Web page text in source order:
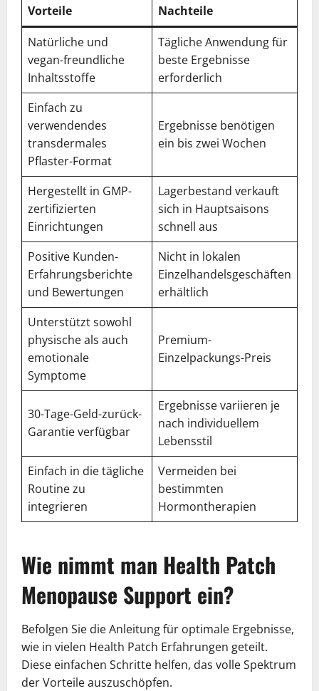
Vorteile
Nachteile
Natürliche und
vegan-freundliche
Inhaltsstoffe
Tägliche Anwendung für
beste Ergebnisse
erforderlich
Einfach zu
verwendendes
transdermales
Pflaster-Format
Ergebnisse benötigen
ein bis zwei Wochen
Hergestellt in GMP-
zertifizierten
Einrichtungen
Lagerbestand verkauft
sich in Hauptsaisons
schnell aus
Positive Kunden-
Erfahrungsberichte
und Bewertungen
Nicht in lokalen
Einzelhandelsgeschäften
erhältlich
Unterstützt sowohl
physische als auch
emotionale
Symptome
Premium-
Einzelpackungs-Preis
30-Tage-Geld-zurück-
Garantie verfügbar
Ergebnisse variieren je
nach individuellem
Lebensstil
Einfach in die tägliche
Routine zu
integrieren
Vermeiden bei
bestimmten
Hormontherapien
Wie nimmt man Health Patch
Menopause Support ein?
Befolgen Sie die Anleitung für optimale Ergebnisse,
wie in vielen Health Patch Erfahrungen geteilt.
Diese einfachen Schritte helfen, das volle Spektrum
der Vorteile auszuschöpfen.